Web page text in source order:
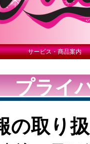
サービス・商品案内
プライ
の取り